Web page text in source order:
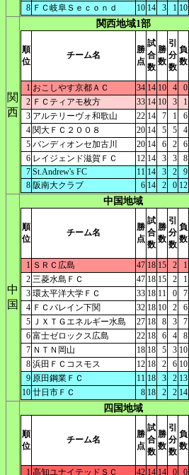
8 ＦＣ岐阜Ｓｅｃｏｎｄ 10 14 3 1 10
関
西
関西地域1部
順
位
チーム名
勝
点
試
合
数
勝
数
引
分
数
負
数
1 おこしやす京都ＡＣ 34 14 10 4 0
2 ＦＣティアモ枚方 33 14 10 3 1
3 アルテリーヴォ和歌山 22 14 7 1 6
4 関大ＦＣ２００８ 20 14 5 5 4
5 バンディオンセ加古川 20 14 6 2 6
6 レイジェンド滋賀ＦＣ 12 14 3 3 8
7 St.Andrew's FC 11 14 3 2 9
8 阪南大クラブ 6 14 2 0 12
中
国
中国地域
順
位
チーム名
勝
点
試
合
数
勝
数
引
分
数
負
数
1 ＳＲＣ広島 47 18 15 2 1
2 三菱水島ＦＣ 47 18 15 2 1
3 環太平洋大学ＦＣ 33 18 11 0 7
4 ＦＣバレイン下関 32 18 10 2 6
5 ＪＸＴＧエネルギー水島 27 18 8 3 7
6 富士ゼロックス広島 22 18 6 4 8
7 ＮＴＮ岡山 18 18 5 3 10
8 浜田ＦＣコスモス 12 18 2 6 10
9 原田鋼業ＦＣ 11 18 3 2 13
10 廿日市ＦＣ 8 18 2 2 14
四国地域
順
位
チーム名
勝
点
試
合
数
勝
数
引
分
数
負
数
1 高知ユナイテッドＳＣ 42 14 14 0 0